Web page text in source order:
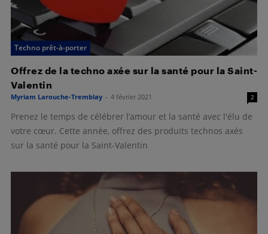
Techno prêt-à-porter
Offrez de la techno axée sur la santé pour la Saint-
Valentin
Myriam Larouche-Tremblay - 4 février 2021 2
Prenez le temps de célébrer l’amour et la santé avec l'élu de
votre cœur. Cette année, offrez des produits technos axés
sur la santé pour la Saint-Valentin